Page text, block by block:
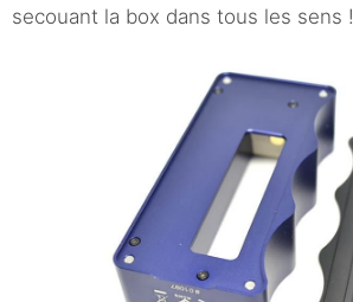
secouant la box dans tous les sens !